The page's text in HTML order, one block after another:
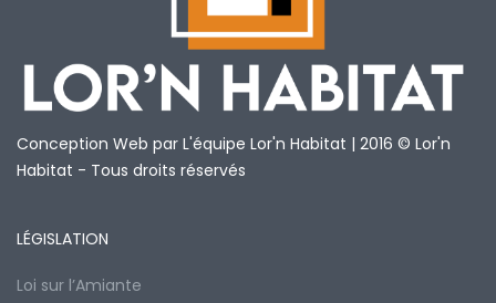
Conception Web par L'équipe Lor'n Habitat | 2016 © Lor'n
Habitat - Tous droits réservés
LÉGISLATION
Loi sur l’Amiante